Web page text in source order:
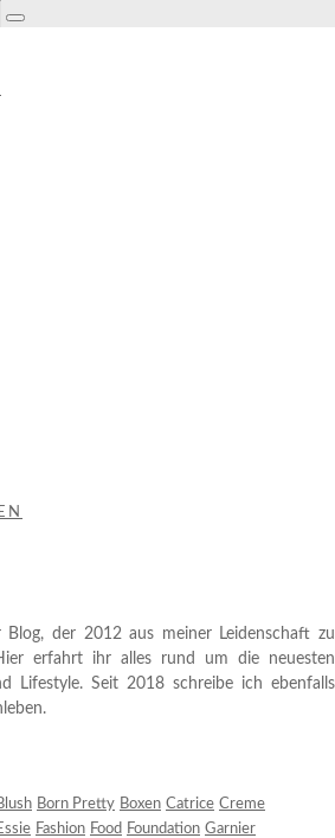
Blog, der 2012 aus meiner Leidenschaft zu
erfahrt ihr alles rund um die neuesten
Lifestyle. Seit 2018 schreibe ich ebenfalls
Born Pretty Boxen Catrice Creme
Fashion Food Foundation Garnier